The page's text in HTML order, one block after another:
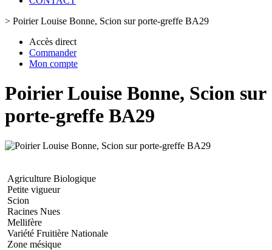
> Poirier Louise Bonne, Scion sur porte-greffe BA29
Accès direct
Commander
Mon compte
Poirier Louise Bonne, Scion sur
porte-greffe BA29
Agriculture Biologique
Petite vigueur
Scion
Racines Nues
Mellifère
Variété Fruitière Nationale
Zone mésique